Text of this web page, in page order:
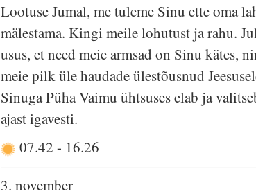
Lootuse Jumal, me tuleme Sinu ette oma
mälestama. Kingi meile lohutust ja rahu.
usus, et need meie armsad on Sinu kätes,
meie pilk üle haudade ülestõusnud
Sinuga Püha Vaimu ühtsuses elab ja
ajast igavesti.
07.42- 16.26
3. november